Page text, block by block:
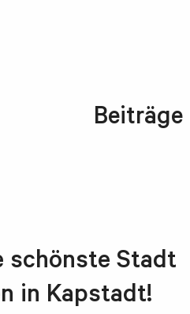
schönste Stadt
in Kapstadt!